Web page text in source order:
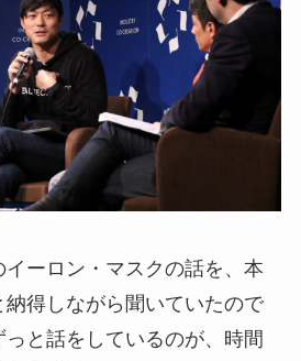
ーロン・マスクの話を、本
得しながら聞いていたので
と話をしているのが、時間